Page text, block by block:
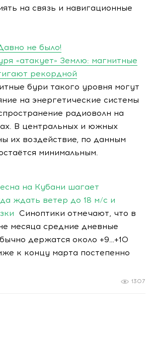
на связь и навигационные
не было!
«атакует» Землю: магнитные
рекордной
бури такого уровня могут
на энергетические системы
радиоволн на
В центральных и южных
их воздействие, по данным
минимальным.
на Кубани шагает
ждать ветер до 18 м/с и
Синоптики отмечают, что в
месяца средние дневные
держатся около +9…+10
к концу марта постепенно
1307